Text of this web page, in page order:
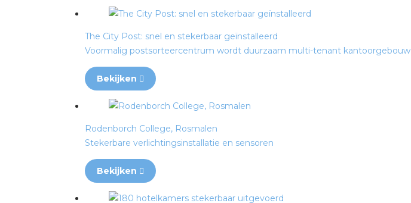
The City Post: snel en stekerbaar geïnstalleerd
Voormalig postsorteercentrum wordt duurzaam multi-tenant kantoorgebouw
Bekijken
Rodenborch College, Rosmalen
Stekerbare verlichtingsinstallatie en sensoren
Bekijken